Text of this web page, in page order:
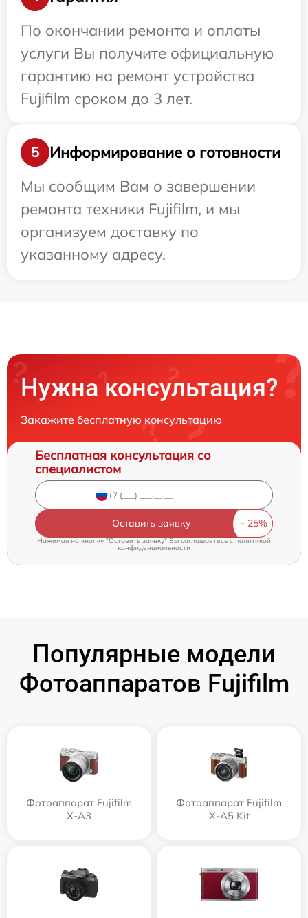
По окончании ремонта и оплаты
услуги Вы получите официальную
гарантию на ремонт устройства
Fujifilm сроком до 3 лет.
5
Информирование о готовности
Мы сообщим Вам о завершении
ремонта техники Fujifilm, и мы
организуем доставку по
указанному адресу.
Нужна консультация?
Закажите бесплатную консультацию
Бесплатная консультация со
специалистом
Оставить заявку
Нажимая на кнопку "Оставить заявку" Вы соглашаетесь c политикой
конфиденциальности
Популярные модели
Фотоаппаратов Fujifilm
Фотоаппарат Fujifilm
X-A3
Фотоаппарат Fujifilm
X-A5 Kit